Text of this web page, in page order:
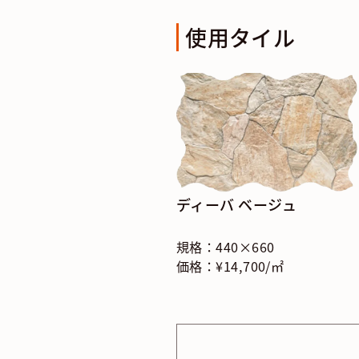
使用タイル
ディーバ ベージュ
規格：440×660
価格：¥14,700/㎡